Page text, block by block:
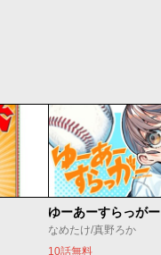
ゆーあーすらっがー
なめたけ/真野ろか
10話無料